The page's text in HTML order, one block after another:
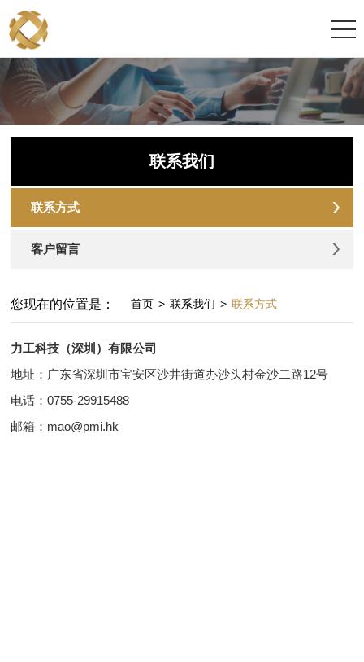
联系我们
联系方式
客户留言
您现在的位置是： 首页 > 联系我们 > 联系方式
力工科技（深圳）有限公司
地址：广东省深圳市宝安区沙井街道办沙头村金沙二路12号
电话：0755-29915488
邮箱：mao@pmi.hk